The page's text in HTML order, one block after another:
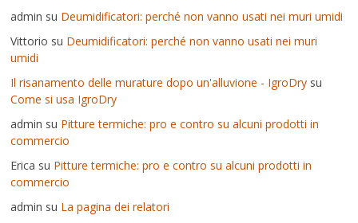
admin su Deumidificatori: perché non vanno usati nei muri umidi
Vittorio su Deumidificatori: perché non vanno usati nei muri
umidi
Il risanamento delle murature dopo un'alluvione - IgroDry su
Come si usa IgroDry
admin su Pitture termiche: pro e contro su alcuni prodotti in
commercio
Erica su Pitture termiche: pro e contro su alcuni prodotti in
commercio
admin su La pagina dei relatori